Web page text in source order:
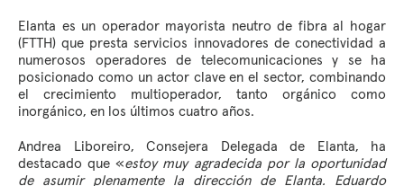
Elanta es un operador mayorista neutro de fibra al hogar
(FTTH) que presta servicios innovadores de conectividad a
numerosos operadores de telecomunicaciones y se ha
posicionado como un actor clave en el sector, combinando
el crecimiento multioperador, tanto orgánico como
inorgánico, en los últimos cuatro años.
Andrea Liboreiro, Consejera Delegada de Elanta, ha
destacado que «estoy muy agradecida por la oportunidad
de asumir plenamente la dirección de Elanta. Eduardo